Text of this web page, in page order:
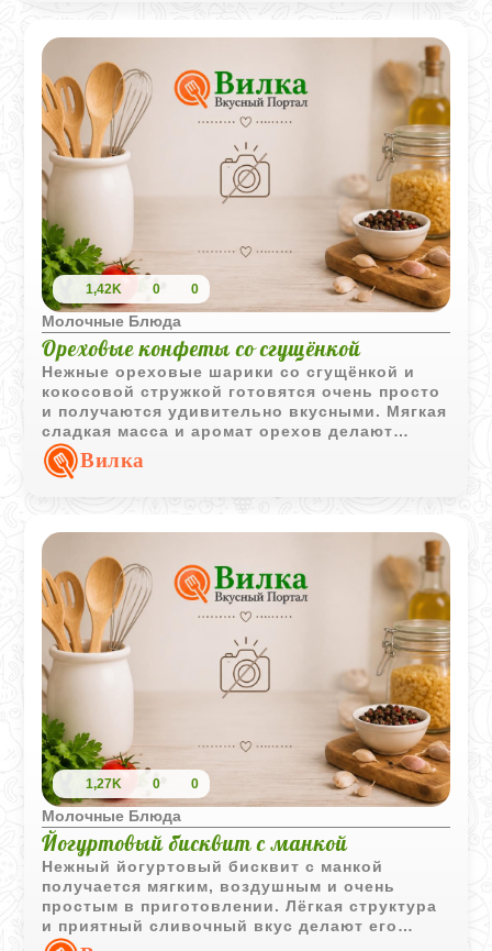
быстрого перекуса или неспешного завтрака,
главное - хорошенько подсушить хлеб до
хруста. Рецепт работает как отличная база,
так что сюда смело можно добавлять любые
ваши любимые специи.
1,42K 0 0
Молочные Блюда
Ореховые конфеты со сгущёнкой
Нежные ореховые шарики со сгущёнкой и
кокосовой стружкой готовятся очень просто
и получаются удивительно вкусными. Мягкая
сладкая масса и аромат орехов делают
десерт особенно уютным и домашним.
Вилка
1,27K 0 0
Молочные Блюда
Йогуртовый бисквит с манкой
Нежный йогуртовый бисквит с манкой
получается мягким, воздушным и очень
простым в приготовлении. Лёгкая структура
и приятный сливочный вкус делают его
отличной основой для домашних десертов.